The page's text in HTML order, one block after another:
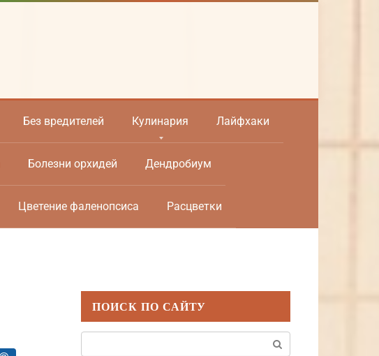
Без вредителей Кулинария Лайфхаки
Болезни орхидей Дендробиум
Цветение фаленопсиса Расцветки
ПОИСК ПО САЙТУ